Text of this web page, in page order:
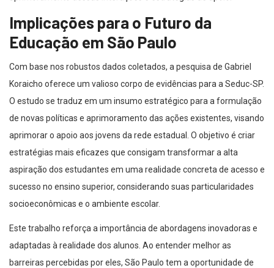
Implicações para o Futuro da
Educação em São Paulo
Com base nos robustos dados coletados, a pesquisa de Gabriel
Koraicho oferece um valioso corpo de evidências para a Seduc-SP.
O estudo se traduz em um insumo estratégico para a formulação
de novas políticas e aprimoramento das ações existentes, visando
aprimorar o apoio aos jovens da rede estadual. O objetivo é criar
estratégias mais eficazes que consigam transformar a alta
aspiração dos estudantes em uma realidade concreta de acesso e
sucesso no ensino superior, considerando suas particularidades
socioeconômicas e o ambiente escolar.
Este trabalho reforça a importância de abordagens inovadoras e
adaptadas à realidade dos alunos. Ao entender melhor as
barreiras percebidas por eles, São Paulo tem a oportunidade de